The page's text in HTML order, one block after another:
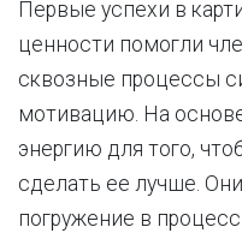
Первые успехи в
ценности помогли
сквозные процессы
мотивацию. На
энергию для того,
сделать ее лучше.
погружение в